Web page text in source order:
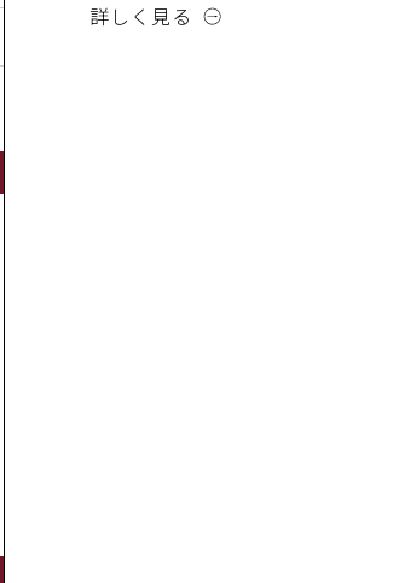
詳しく見る